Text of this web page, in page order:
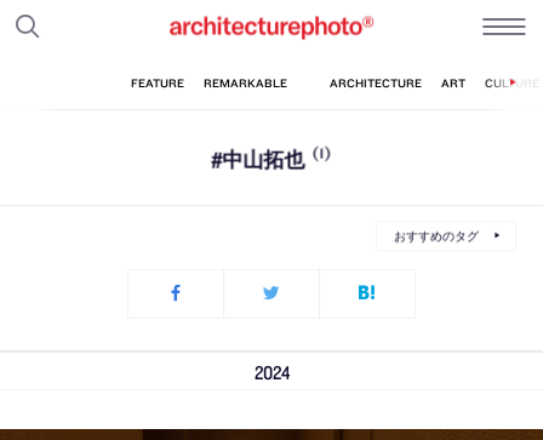
#中山拓也 (1)
おすすめのタグ
2024